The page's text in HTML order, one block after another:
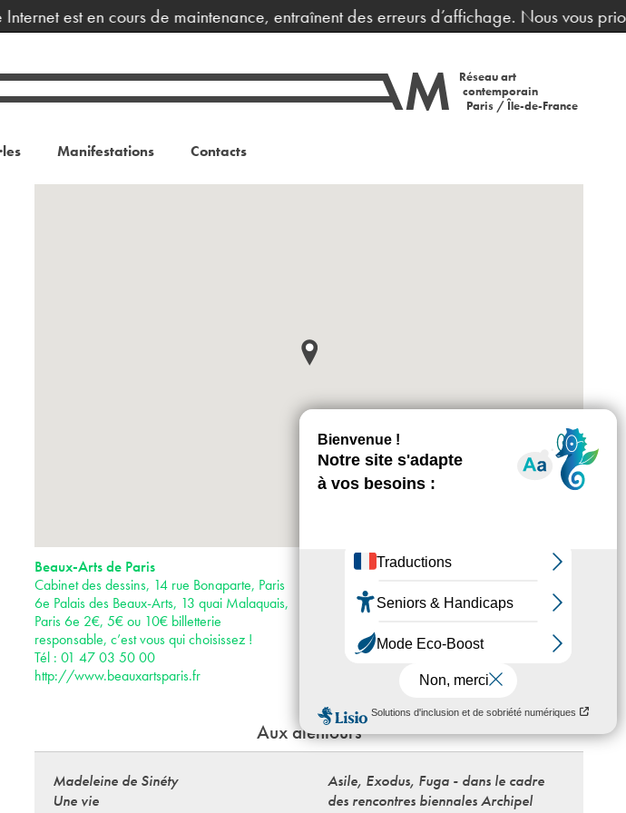
est en cours de maintenance, entraînent des erreurs d’affichage. Nous vous
Réseau art
contemporain
Paris / Île-de-France
Manifestations Contacts
Beaux-Arts de Paris
Cabinet des dessins, 14 rue Bonaparte, Paris
6e Palais des Beaux-Arts, 13 quai Malaquais,
Paris 6e 2€, 5€ ou 10€ billetterie
responsable, c’est vous qui choisissez !
Tél : 01 47 03 50 00
http://www.beauxartsparis.fr
Horaires : Du mercredi au dimanche 13h-
des Beaux-Arts
Accès :
· Métro 4
· Bus 24, 27, 39, 63, 70, 86, 87, 95, 96
Aux alentours
Madeleine de Sinéty
Une vie
Asile, Exodus, Fuga - dans le cadre
des rencontres biennales Archipel